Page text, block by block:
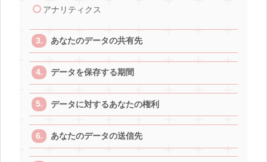
アナリティクス
あなたのデータの共有先
データを保存する期間
データに対するあなたの権利
あなたのデータの送信先